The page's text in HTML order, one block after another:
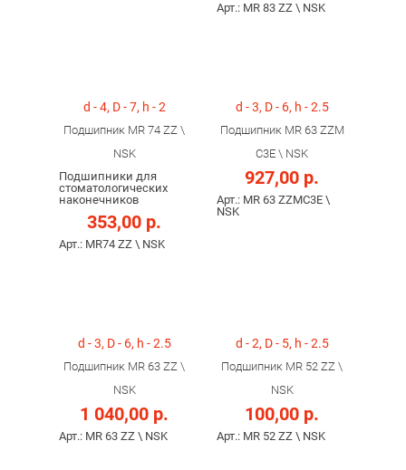
Арт.: MR 83 ZZ \ NSK
d - 4, D - 7, h - 2
Подшипник MR 74 ZZ \
NSK
Подшипники для
стоматологических
наконечников
353,00 р.
Арт.: MR74 ZZ \ NSK
d - 3, D - 6, h - 2.5
Подшипник MR 63 ZZM
C3E \ NSK
927,00 р.
Арт.: MR 63 ZZMC3E \
NSK
d - 3, D - 6, h - 2.5
Подшипник MR 63 ZZ \
NSK
1 040,00 р.
Арт.: MR 63 ZZ \ NSK
d - 2, D - 5, h - 2.5
Подшипник MR 52 ZZ \
NSK
100,00 р.
Арт.: MR 52 ZZ \ NSK